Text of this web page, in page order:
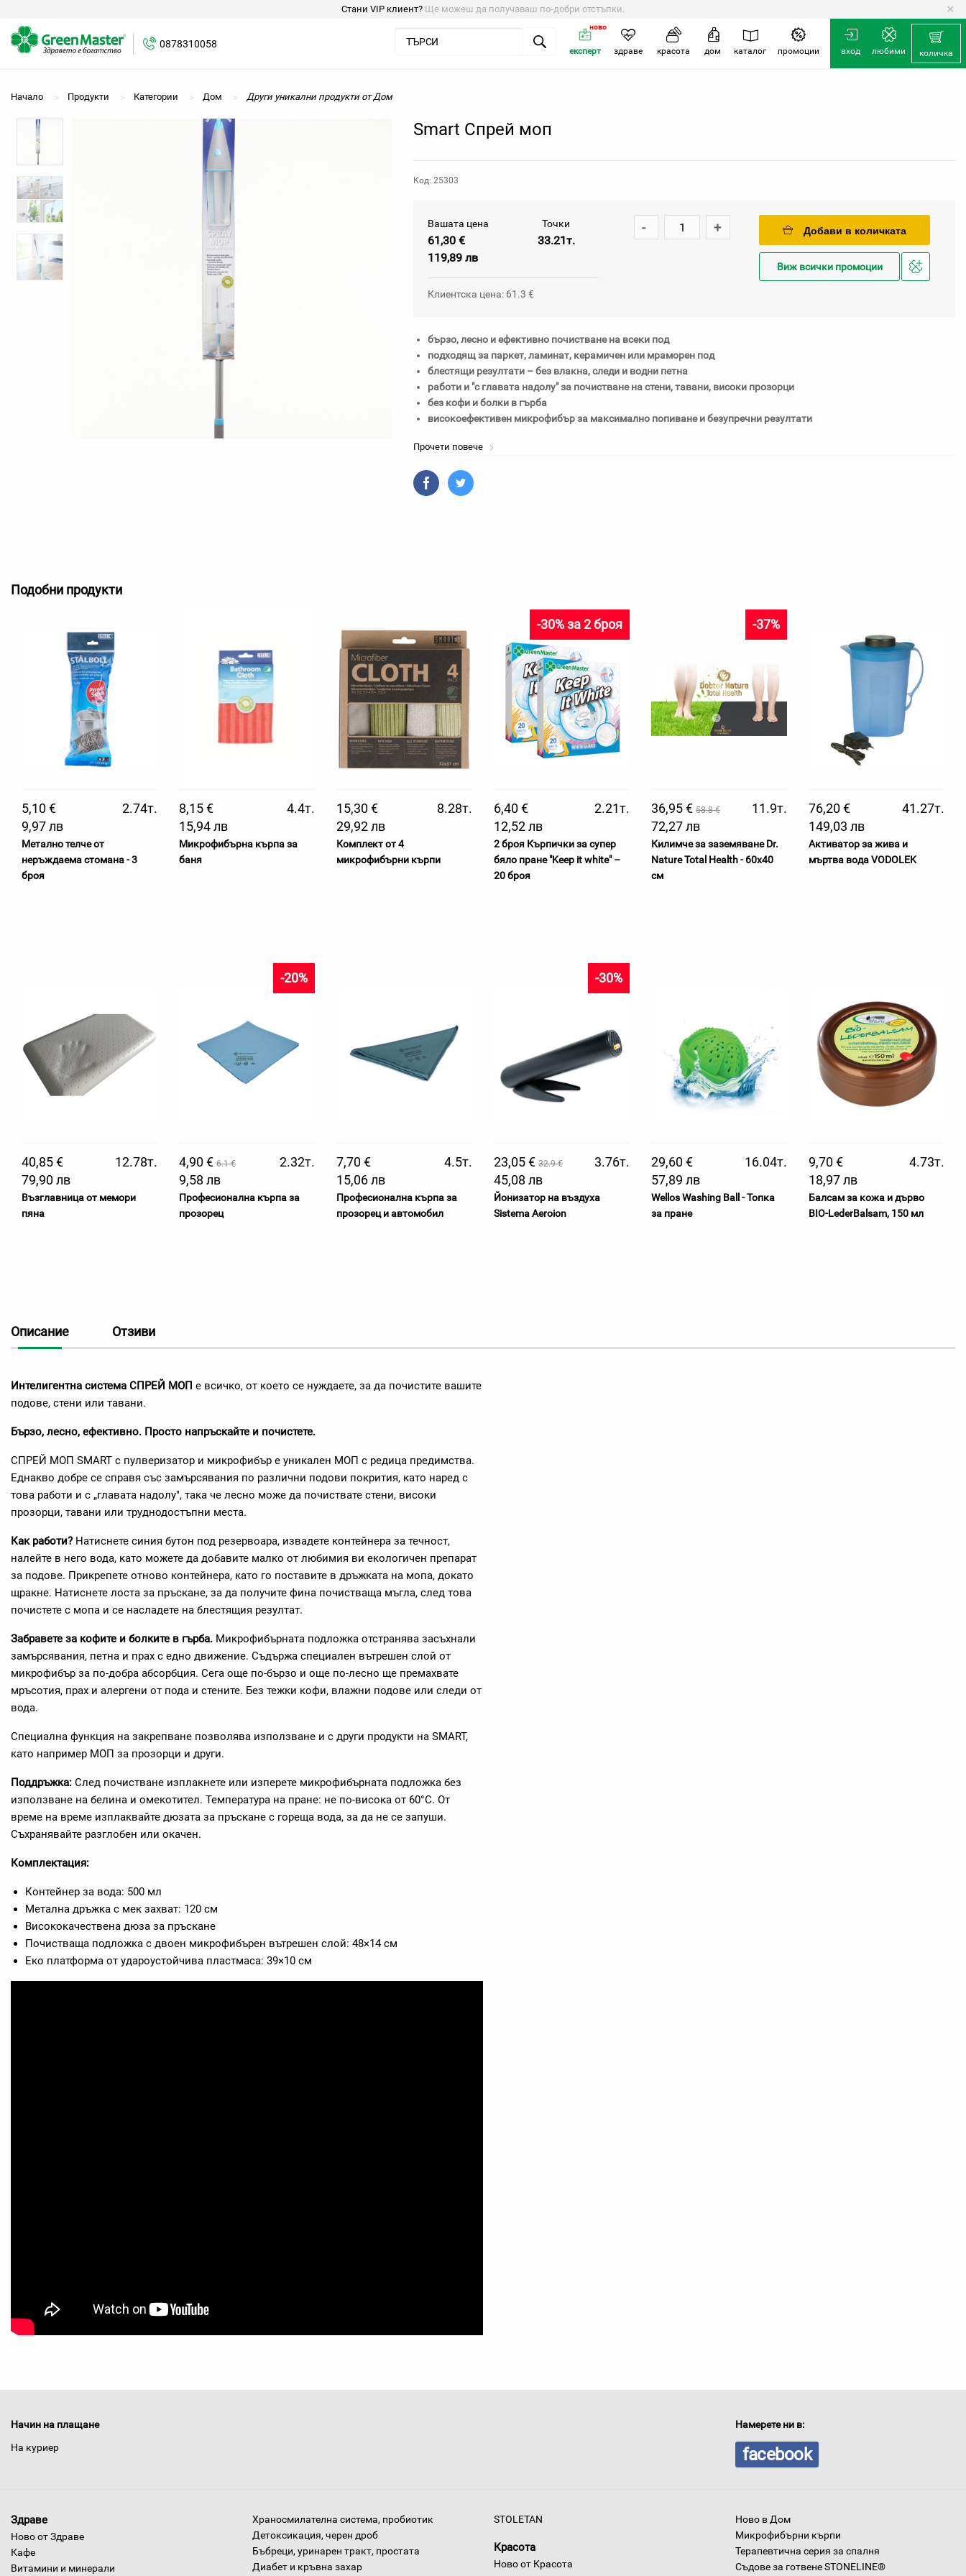
Стани VIP клиент? Ще можеш да получаваш по-добри отстъпки. ×
0878310058
вход любими количка
експерт
ново
здраве красота дом каталог промоции
Начало Продукти Категории Дом Други уникални продукти от Дом
Smart Спрей моп
Код: 25303
Вашата цена
61,30 €
119,89 лв
Точки
33.21т.
Клиентска цена: 61.3 €
- + Добави в количката
Виж всички промоции
Добави
бързо, лесно и ефективно почистване на всеки под
подходящ за паркет, ламинат, керамичен или мраморен под
блестящи резултати – без влакна, следи и водни петна
работи и "с главата надолу" за почистване на стени, тавани, високи прозорци
без кофи и болки в гърба
високоефективен микрофибър за максимално попиване и безупречни резултати
Прочети повече
Подобни продукти
5,10 €
2.74т.
9,97 лв
Метално телче от
неръждаема стомана - 3
броя
8,15 €
4.4т.
15,94 лв
Микрофибърна кърпа за
баня
15,30 €
8.28т.
29,92 лв
Комплект от 4
микрофибърни кърпи
-30% за 2 броя
6,40 €
2.21т.
12,52 лв
2 броя Кърпички за супер
бяло пране "Keep it white" –
20 броя
36,95 € 58.8 €
-37%
11.9т.
72,27 лв
Килимче за заземяване Dr.
Nature Total Health - 60x40
см
76,20 €
41.27т.
149,03 лв
Активатор за жива и
мъртва вода VODOLEK
40,85 €
12.78т.
79,90 лв
Възглавница от мемори
пяна
4,90 € 6.1 €
-20%
2.32т.
9,58 лв
Професионална кърпа за
прозорец
7,70 €
4.5т.
15,06 лв
Професионална кърпа за
прозорец и автомобил
23,05 € 32.9 €
-30%
3.76т.
45,08 лв
Йонизатор на въздуха
Sistema Aeroion
29,60 €
16.04т.
57,89 лв
Wellos Washing Ball - Топка
за пране
9,70 €
4.73т.
18,97 лв
Балсам за кожа и дърво
BIO-LederBalsam, 150 мл
Описание Отзиви
Интелигентна система СПРЕЙ МОП е всичко, от което се нуждаете, за да почистите вашите
подове, стени или тавани.
Бързо, лесно, ефективно. Просто напръскайте и почистете.
СПРЕЙ МОП SMART с пулверизатор и микрофибър е уникален МОП с редица предимства.
Еднакво добре се справя със замърсявания по различни подови покрития, като наред с
това работи и с „главата надолу", така че лесно може да почиствате стени, високи
прозорци, тавани или труднодостъпни места.
Как работи? Натиснете синия бутон под резервоара, извадете контейнера за течност,
налейте в него вода, като можете да добавите малко от любимия ви екологичен препарат
за подове. Прикрепете отново контейнера, като го поставите в дръжката на мопа, докато
щракне. Натиснете лоста за пръскане, за да получите фина почистваща мъгла, след това
почистете с мопа и се насладете на блестящия резултат.
Забравете за кофите и болките в гърба. Микрофибърната подложка отстранява засъхнали
замърсявания, петна и прах с едно движение. Съдържа специален вътрешен слой от
микрофибър за по-добра абсорбция. Сега още по-бързо и още по-лесно ще премахвате
мръсотия, прах и алергени от пода и стените. Без тежки кофи, влажни подове или следи от
вода.
Специална функция на закрепване позволява използване и с други продукти на SMART,
като например МОП за прозорци и други.
Поддръжка: След почистване изплакнете или изперете микрофибърната подложка без
използване на белина и омекотител. Температура на пране: не по-висока от 60°C. От
време на време изплаквайте дюзата за пръскане с гореща вода, за да не се запуши.
Съхранявайте разглобен или окачен.
Комплектация:
Контейнер за вода: 500 мл
Метална дръжка с мек захват: 120 см
Висококачествена дюза за пръскане
Почистваща подложка с двоен микрофибърен вътрешен слой: 48×14 см
Еко платформа от удароустойчива пластмаса: 39×10 см
Начин на плащане
На куриер
Намерете ни в:
facebook
Здраве
Ново от Здраве
Кафе
Витамини и минерали
Храносмилателна система, пробиотик
Детоксикация, черен дроб
Бъбреци, уринарен тракт, простата
Диабет и кръвна захар
STOLETAN
Красота
Ново от Красота
Ново в Дом
Микрофибърни кърпи
Терапевтична серия за спалня
Съдове за готвене STONELINE®